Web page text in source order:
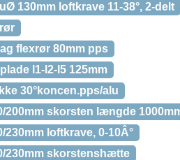
130mm loftkrave 11-38°, 2-delt
flexrør 80mm pps
l1-l2-l5 125mm
30°koncen.pps/alu
200mm skorsten længde
230mm loftkrave, 0-10Â°
230mm skorstenshætte